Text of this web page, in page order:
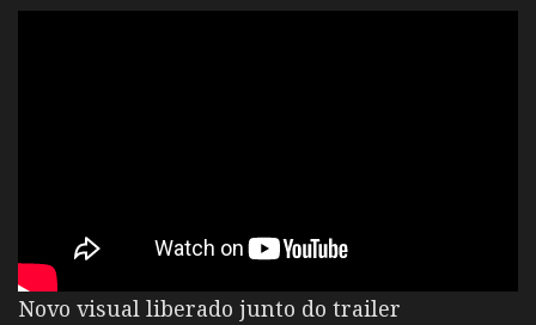
Novo visual liberado junto do trailer